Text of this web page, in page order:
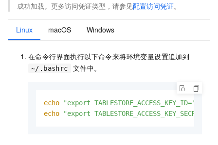
成功加载。更多访问凭证类型，请参见配置访问凭证。
Linux macOS Windows
在命令行界面执行以下命令来将环境变量设置追加到
~/.bashrc 文件中。
echo
"export
echo
"export